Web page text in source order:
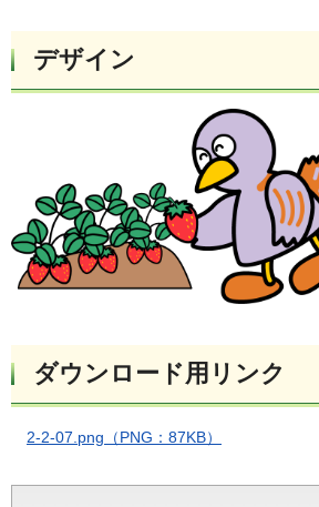
デザイン
ダウンロード用リンク
2-2-07.png（PNG：87KB）